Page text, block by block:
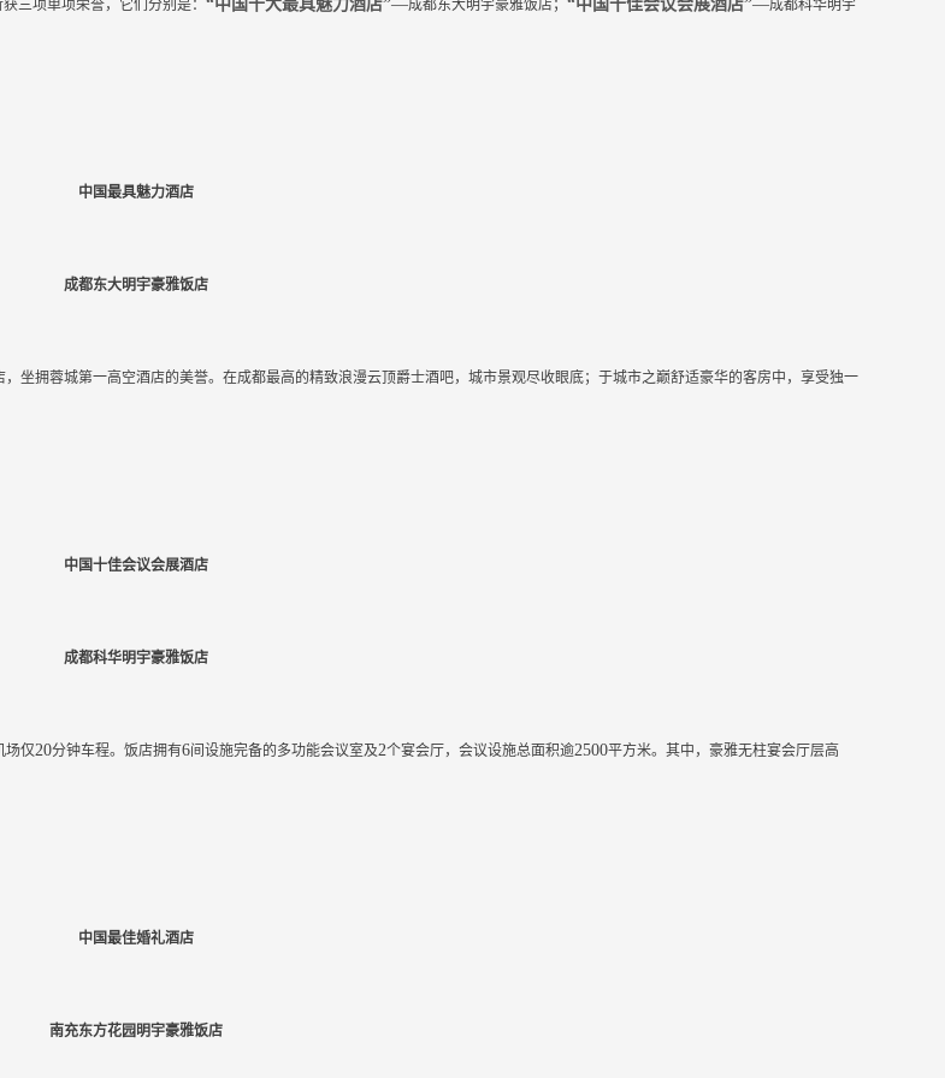
三项单项荣誉，它们分别是： “中国十大最具魅力酒店”—成都东大明宇豪雅饭店； “中国十佳会议会展酒店”—成都科华明宇
中国最具魅力酒店
成都东大明宇豪雅饭店
坐拥蓉城第一高空酒店的美誉。在成都最高的精致浪漫云顶爵士酒吧，城市景观尽收眼底；于城市之巅舒适豪华的客房中，享受独一
中国十佳会议会展酒店
成都科华明宇豪雅饭店
场仅20分钟车程。饭店拥有6间设施完备的多功能会议室及2个宴会厅，会议设施总面积逾2500平方米。其中，豪雅无柱宴会厅层高
中国最佳婚礼酒店
南充东方花园明宇豪雅饭店